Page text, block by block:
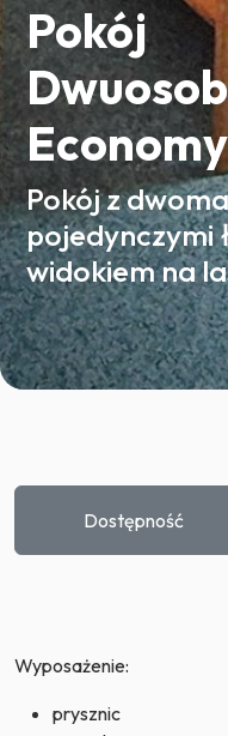
Pokój
Pokój z
pojedynczymi
widokiem na
Dostępność
Wyposażenie:
prysznic